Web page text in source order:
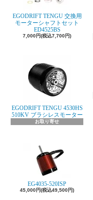
EGODRIFT TENGU 交換用
モーターシャフトセット
ED4525BS
7,000円(税込7,700円)
EGODRIFT TENGU 4530HS
510KV ブラシレスモーター
お取り寄せ
EG4035-520ISP
45,000円(税込49,500円)